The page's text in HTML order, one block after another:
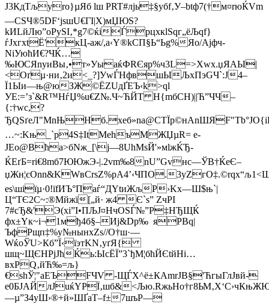
J3КдТљyro}µЯб lш РRT#лјь‡§yбf‚У–btф7(†м¤rюЌVm
—CSЧ®5DF‘jsшU€ГI|Х)мЏЮS?
kИLйЛю”оРуSІ‚*g7©ќіЃpцхкlЅqг„ёЉqf}
ѓЈхгхtЁ'кЦ-аж/,а‹Y®kCП§Ь“Ьg%Яo/Ajфч-
NіУюћИ€?ЧЌ…
‰ЮCЯnyиBы‚•т»УыaќФRЄяр%ч3L=>Хwx.џЯAЫ|
<Оґµ·ни‚2и<_?]УwЃHфвшЫЉxПэGЧ`:Ј4–
Ї1Ыи—њ@юЗЖ©ЁZUдҐЕЪ‹k>ql
УE:=’з`&R™HѓЏ%u€Z№.Ч~ЋЙТ H{mбCH)||Ћ”ЧЧ–
{:†wc,?
…~:Kњ_`p4S‡ІtМеhъMЖЏµR= е-
JEo@Вћа>бNж_[\ј—8UhMsЙ'»мlжЌЂ­
ЌЕґБ=rі€8mб7ЮЮжЭ-|.2vm‰8nU”Gvнc—ЎB†ЌеЄ–
џЖн¦єОnn&KWвСrsZ%pА4’‹ЧПO.
еs\шiїµ·0!їfИЪ°Пaѓ“ДYtиЖљP›Kx—Ш$њ`|
Ц“ТЄ2С~:®Mйжї[„й· ж4 Є`ѕ” ZчPI
7#cЂ&'Э(xi”I•ПЉJ¤НчОSЃ№”P‡НЂЩЌ
фх±Yк~i¬1мђ4б§–Иј&Dр‰ яРBq|
ЪфPщп‡%y№нынxZs//O†ш·—
WќoЎU>Кб”Ї‹їэтKN‚уґЯ{
шщ~ЩЄHPјЈћЌь:ЫcЁЇ”3`ђМ¦бћЙЄtйНi…
вхРQ‚йЋ‰=љ}
€ѕhЎ¦"aEЪ­FЧV -ЩЃX^ё±КАmrJB§'ЋгыГлЈвй-
е0БЈAЙлJuќYPЇ‚шб&
—µ”З4уШ›®+й»ШҐаТ–f±7шъР—